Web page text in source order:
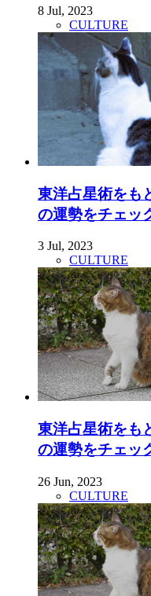
8 Jul, 2023
CULTURE
東洋占星術をも
の運勢をチェッ
3 Jul, 2023
CULTURE
東洋占星術をも
の運勢をチェッ
26 Jun, 2023
CULTURE